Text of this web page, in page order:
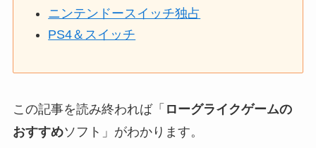
ニンテンドースイッチ独占
PS4＆スイッチ
この記事を読み終われば「 ローグライクゲームの
おすすめソフト」がわかります。